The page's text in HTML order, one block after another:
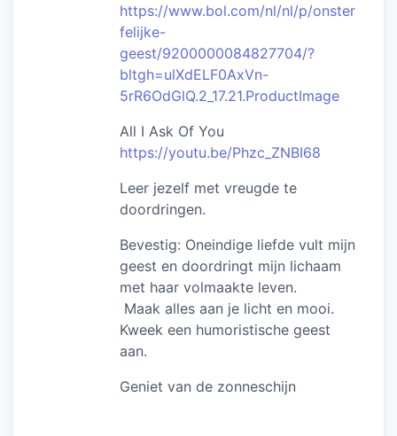
https://www.bol.com/nl/nl/p/onster
felijke-
geest/9200000084827704/?
bltgh=ulXdELF0AxVn-
5rR6OdGlQ.2_17.21.ProductImage
All I Ask Of You
https://youtu.be/Phzc_ZNBI68
Leer jezelf met vreugde te
doordringen.
Bevestig: Oneindige liefde vult mijn
geest en doordringt mijn lichaam
met haar volmaakte leven.
Maak alles aan je licht en mooi.
Kweek een humoristische geest
aan.
Geniet van de zonneschijn